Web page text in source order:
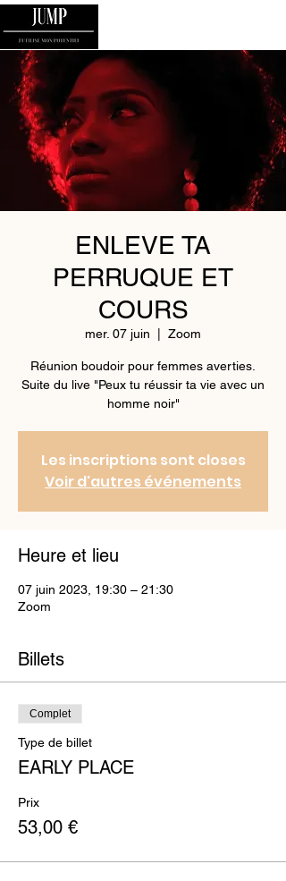
ENLEVE TA
PERRUQUE ET
COURS
mer. 07 juin Zoom
Réunion boudoir pour femmes averties.
Suite du live "Peux tu réussir ta vie avec un
homme noir"
Les inscriptions sont closes
Voir d'autres événements
Heure et lieu
07 juin 2023, 19:30 – 21:30
Zoom
Billets
Complet
Type de billet
EARLY PLACE
Prix
53,00 €